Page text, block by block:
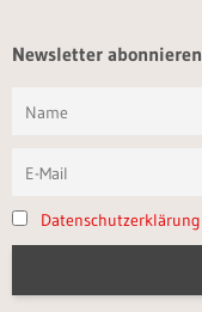
Newsletter abonnieren
Datenschutzerklärung